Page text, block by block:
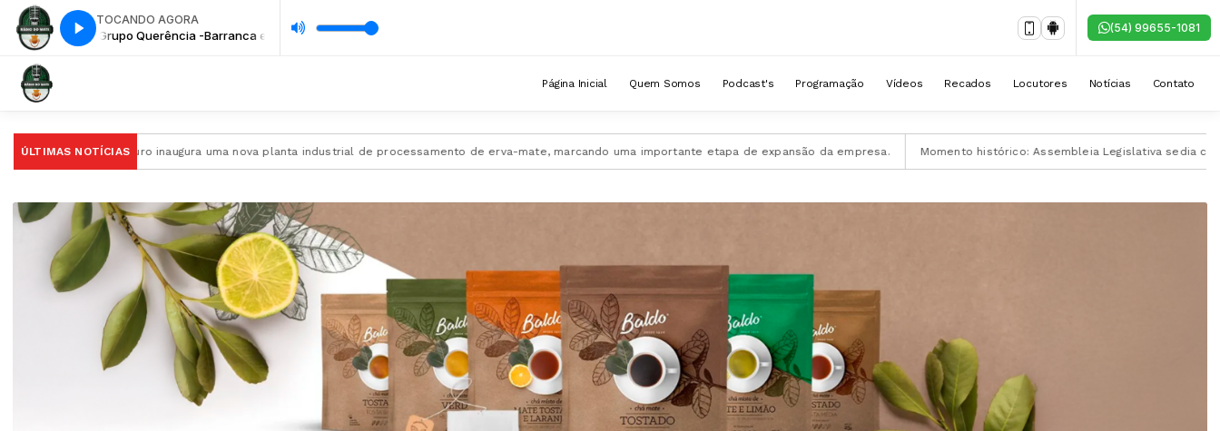
TOCANDO AGORA
Grupo Querência -Barranca e Fronteira
(54) 99655-1081
Página Inicial Quem Somos Podcast's Programação Vídeos Recados Locutores Notícias Contato
ÚLTIMAS NOTÍCIAS
do Futuro inaugura uma nova planta industrial de processamento de erva-mate, marcando uma importante etapa de expansão da empresa. Momento histórico: Assembleia Legislativa sedia criação do